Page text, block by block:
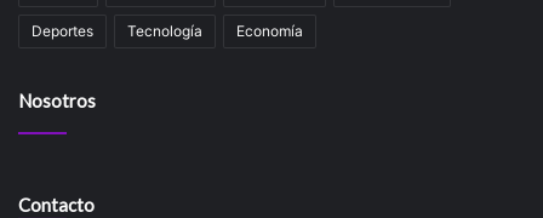
Deportes Tecnología Economía
Nosotros
Contacto